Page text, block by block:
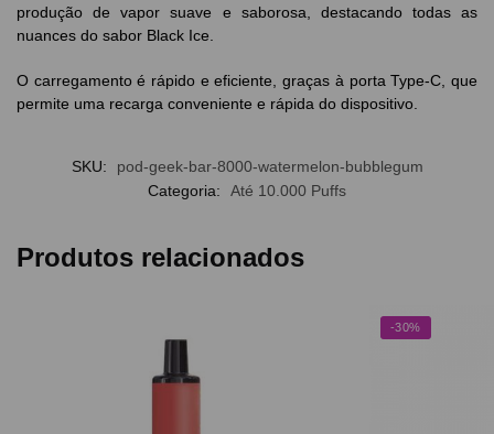
produção de vapor suave e saborosa, destacando todas as
nuances do sabor Black Ice.
O carregamento é rápido e eficiente, graças à porta Type-C, que
permite uma recarga conveniente e rápida do dispositivo.
SKU:
pod-geek-bar-8000-watermelon-bubblegum
Categoria:
Até 10.000 Puffs
Produtos relacionados
-30%